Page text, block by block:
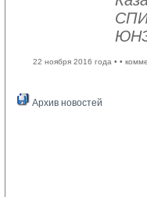
22 ноября 2016 года • •
Архив новостей